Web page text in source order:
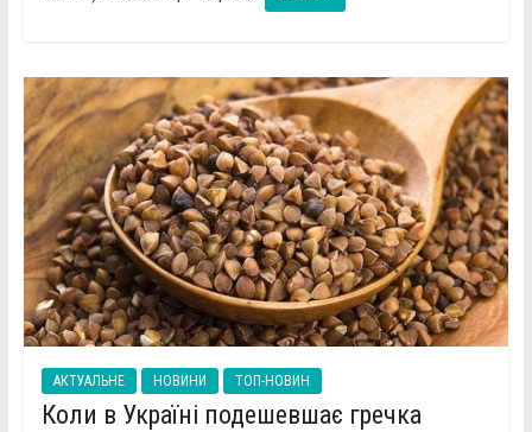
АКТУАЛЬНЕ НОВИНИ ТОП-НОВИН
Коли в Україні подешевшає гречка